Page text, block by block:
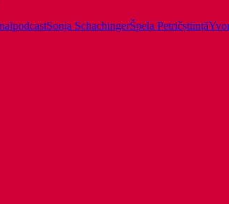
podcastSonja SchachingerŠpela Petričștiință